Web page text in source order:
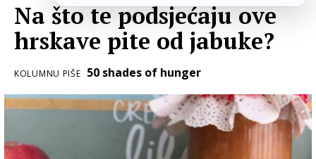
Na što te podsjećaju ove
hrskave pite od jabuke?
KOLUMNU PIŠE 50 shades of hunger